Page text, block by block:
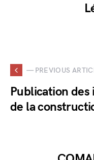
— PREVIOUS
Publication des
de la